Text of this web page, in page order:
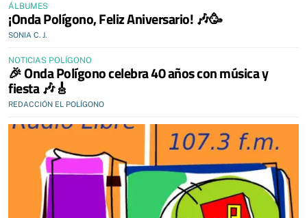
ÁLBUMES
¡Onda Polígono, Feliz Aniversario! 🎶🥳
SONIA C. J.
NOTICIAS POLÍGONO
🎉 Onda Polígono celebra 40 años con música y
fiesta 🎶🎸
REDACCIÓN EL POLÍGONO